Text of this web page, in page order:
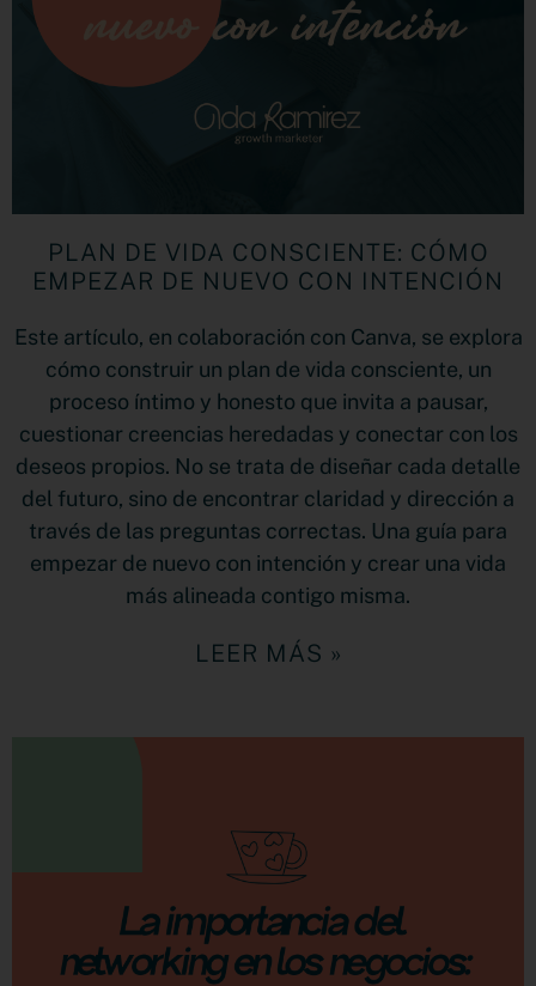
PLAN DE VIDA CONSCIENTE: CÓMO
EMPEZAR DE NUEVO CON INTENCIÓN
Este artículo, en colaboración con Canva, se explora
cómo construir un plan de vida consciente, un
proceso íntimo y honesto que invita a pausar,
cuestionar creencias heredadas y conectar con los
deseos propios. No se trata de diseñar cada detalle
del futuro, sino de encontrar claridad y dirección a
través de las preguntas correctas. Una guía para
empezar de nuevo con intención y crear una vida
más alineada contigo misma.
LEER MÁS »